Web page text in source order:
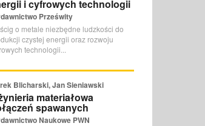
i cyfrowych technologii
Prześwity
o metale niezbędne ludzkości do
czystej energii oraz rozwoju
technologii...
Blicharski, Jan Sieniawski
materiałowa
spawanych
Naukowe PWN